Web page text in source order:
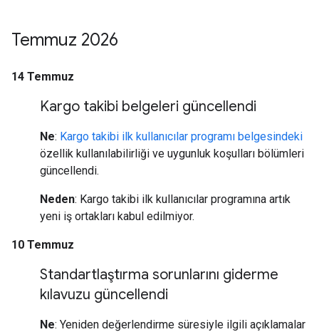
Temmuz 2026
14 Temmuz
Kargo takibi belgeleri güncellendi
Ne: Kargo takibi ilk kullanıcılar programı belgesindeki
özellik kullanılabilirliği ve uygunluk koşulları bölümleri
güncellendi.
Neden: Kargo takibi ilk kullanıcılar programına artık
yeni iş ortakları kabul edilmiyor.
10 Temmuz
Standartlaştırma sorunlarını giderme
kılavuzu güncellendi
Ne: Yeniden değerlendirme süresiyle ilgili açıklamalar